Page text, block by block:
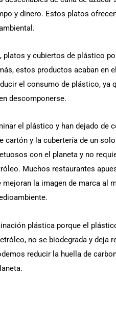
y dinero. Estos platos
y cubiertos de plástico
estos productos acaban en
el consumo de plástico, ya
descomponerse.
el plástico y han dejado de
cartón y la cubertería de un
con el planeta y no
Muchos restaurantes
la imagen de marca al
plástica porque el
no se biodegrada y deja
reducir la huella de